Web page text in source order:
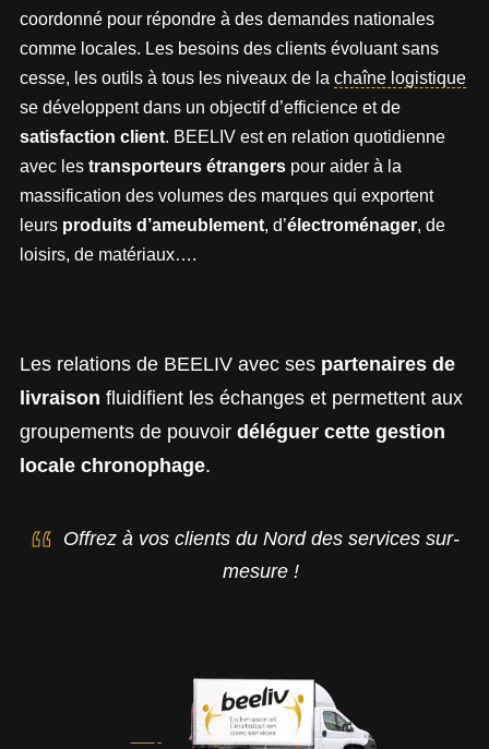
coordonné pour répondre à des demandes nationales
comme locales. Les besoins des clients évoluant sans
cesse, les outils à tous les niveaux de la chaîne logistique
se développent dans un objectif d’efficience et de
satisfaction client. BEELIV est en relation quotidienne
avec les transporteurs étrangers pour aider à la
massification des volumes des marques qui exportent
leurs produits d’ameublement, d’électroménager, de
loisirs, de matériaux….
Les relations de BEELIV avec ses partenaires de
livraison fluidifient les échanges et permettent aux
groupements de pouvoir déléguer cette gestion
locale chronophage.
Offrez à vos clients du Nord des services sur-
mesure !